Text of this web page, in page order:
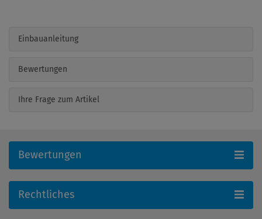
Einbauanleitung
Bewertungen
Ihre Frage zum Artikel
Bewertungen
Rechtliches